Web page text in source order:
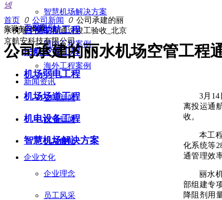
智慧机场解决方案
工程案例
国内工程案例
海外工程案例
新闻资讯
公司新闻
行业新闻
远东新闻
企业文化
企业理念
员工风采
넹
您现在的位置：
首页 ꄲ 公司新闻 ꄲ 公司承建的丽
水机场空管工程通过竣工验收_北京
京航安科技有限公司
目视助航工程
民航空管工程
机场弱电工程
机场场道工程
机电设备工程
智慧机场解决方案
公司承建的丽水机场空管工程
3月
离投运通
收。
本工
化系统等
通管理效
丽水
部组建专
降阻剂用